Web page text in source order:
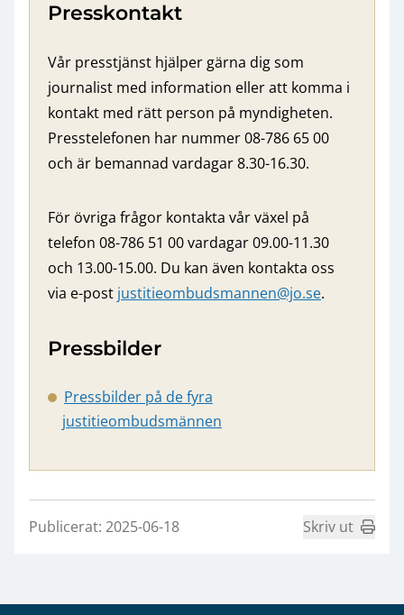
Presskontakt
Vår presstjänst hjälper gärna dig som
journalist med information eller att komma i
kontakt med rätt person på myndigheten.
Presstelefonen har nummer 08-786 65 00
och är bemannad vardagar 8.30-16.30.
För övriga frågor kontakta vår växel på
telefon 08-786 51 00 vardagar 09.00-11.30
och 13.00-15.00. Du kan även kontakta oss
via e-post justitieombudsmannen@jo.se.
Pressbilder
Pressbilder på de fyra
justitieombudsmännen
Publicerat: 2025-06-18 Skriv ut